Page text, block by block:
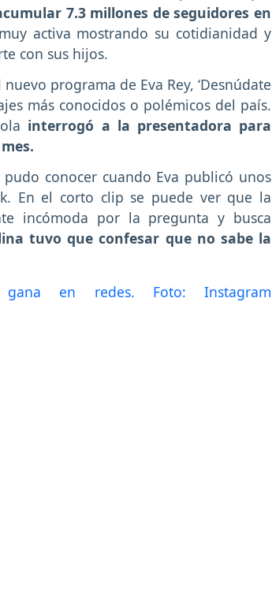
7.3 millones de seguidores en
activa mostrando su cotidianidad y
con sus hijos.
programa de Eva Rey, ‘Desnúdate
más conocidos o polémicos del país.
interrogó a la presentadora para
conocer cuando Eva publicó unos
En el corto clip se puede ver que la
incómoda por la pregunta y busca
tuvo que confesar que no sabe la